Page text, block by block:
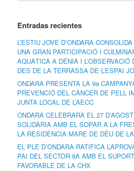
Entradas recientes
L’ESTIU JOVE D’ONDARA
UNA GRAN PARTICIPACIÓ I
AQUÀTICA A DÉNIA I L’OBSERVACIÓ
DES DE LA TERRASSA DE L’ESPAI
ONDARA PRESENTA LA 9a
PREVENCIÓ DEL CÀNCER DE PELL
JUNTA LOCAL DE L’AECC
ONDARA CELEBRARÀ EL 27
SOLIDÀRIA AMB EL SOPAR A LA
LA RESIDÈNCIA MARE DE DÉU DE
EL PLE D’ONDARA RATIFICA
PAI DEL SECTOR 9A AMB EL
FAVORABLE DE LA CHX